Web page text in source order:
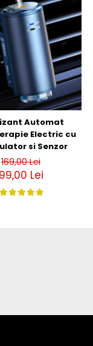
Automat
Electric cu
si Senzor
169,00 Lei
99,00 Lei